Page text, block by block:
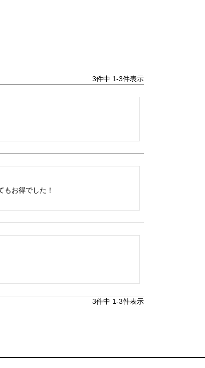
3件中 1-3件表示
お得でした！
3件中 1-3件表示